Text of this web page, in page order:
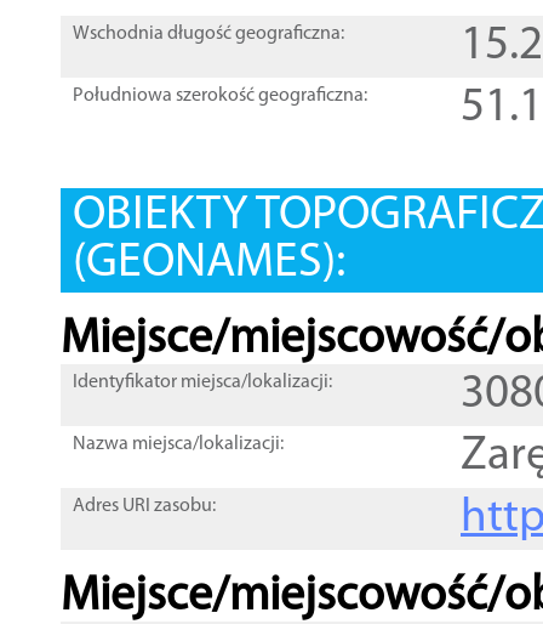
Wschodnia długość geograficzna:
Południowa szerokość geograficzna:
OBIEKTY
(GEONAMES):
Miejsce/miejscowość/
Identyfikator miejsca/lokalizacji:
Nazwa miejsca/lokalizacji:
Adres URI zasobu:
Miejsce/miejscowość/